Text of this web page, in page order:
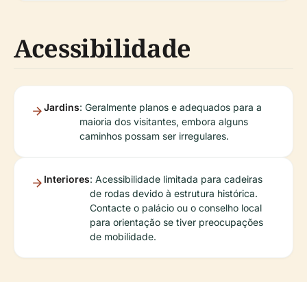
Acessibilidade
Jardins: Geralmente planos e adequados para a
maioria dos visitantes, embora alguns
caminhos possam ser irregulares.
Interiores: Acessibilidade limitada para cadeiras
de rodas devido à estrutura histórica.
Contacte o palácio ou o conselho local
para orientação se tiver preocupações
de mobilidade.